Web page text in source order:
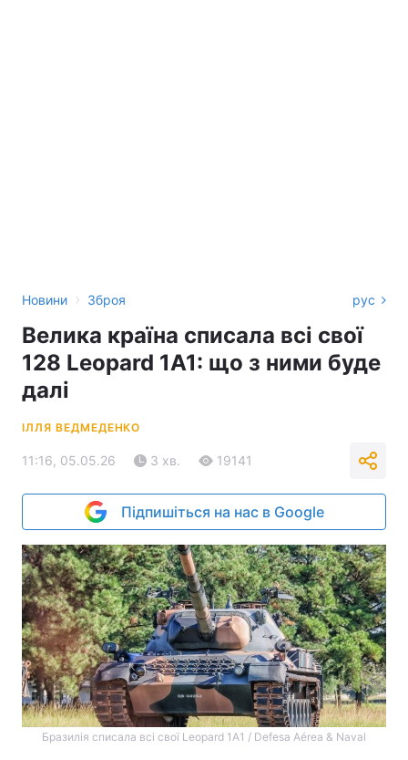
Новини › Зброя рус
Велика країна списала всі свої
128 Leopard 1A1: що з ними буде
далі
ІЛЛЯ ВЕДМЕДЕНКО
11:16, 05.05.26 3 хв. 19141
Підпишіться на нас в Google
Бразилія списала всі свої Leopard 1A1 / Defesa Aérea & Naval